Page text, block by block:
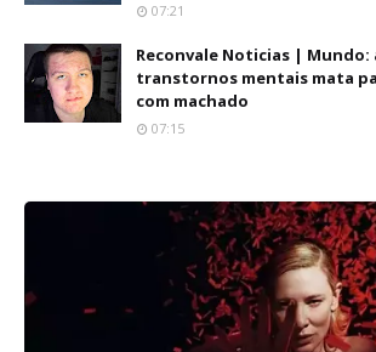
07:21
Reconvale Noticias | Mundo:
transtornos mentais mata
com machado
07:15